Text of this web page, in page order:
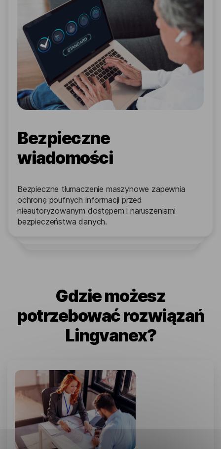
Bezpieczne
wiadomości
Bezpieczne tłumaczenie maszynowe zapewnia
ochronę poufnych informacji przed
nieautoryzowanym dostępem i naruszeniami
bezpieczeństwa danych.
Gdzie możesz
potrzebować rozwiązań
Lingvanex?